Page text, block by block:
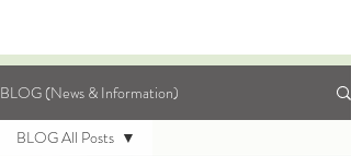
BLOG (News & Information)
BLOG All Posts